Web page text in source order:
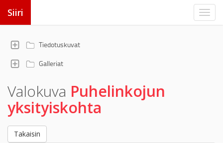
Siiri
Tiedotuskuvat
Galleriat
Valokuva Puhelinkojun
yksityiskohta
Takaisin